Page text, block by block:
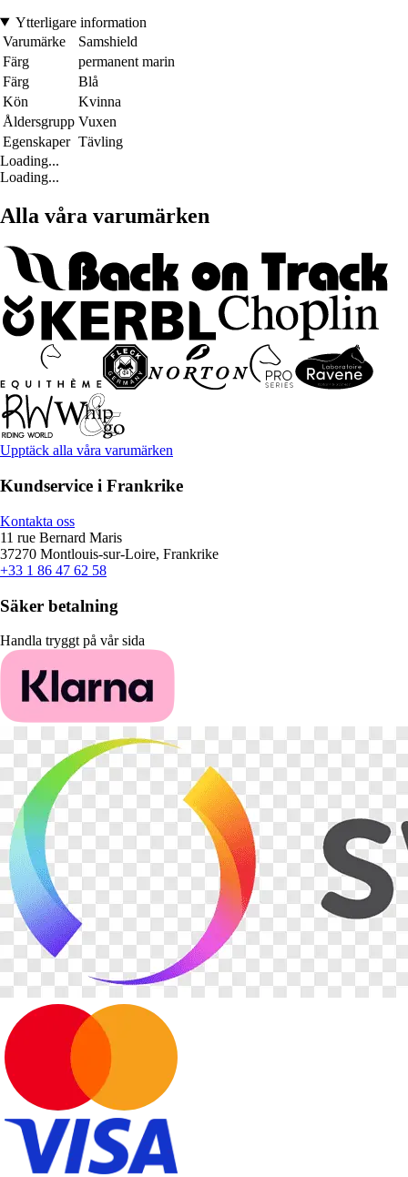
Ytterligare information
Varumärke
Samshield
Färg
permanent marin
Färg
Blå
Kön
Kvinna
Åldersgrupp Vuxen
Egenskaper Tävling
Loading...
Loading...
Alla våra varumärken
Upptäck alla våra varumärken
Kundservice i Frankrike
Kontakta oss
11 rue Bernard Maris
37270 Montlouis-sur-Loire, Frankrike
+33 1 86 47 62 58
Säker betalning
Handla tryggt på vår sida